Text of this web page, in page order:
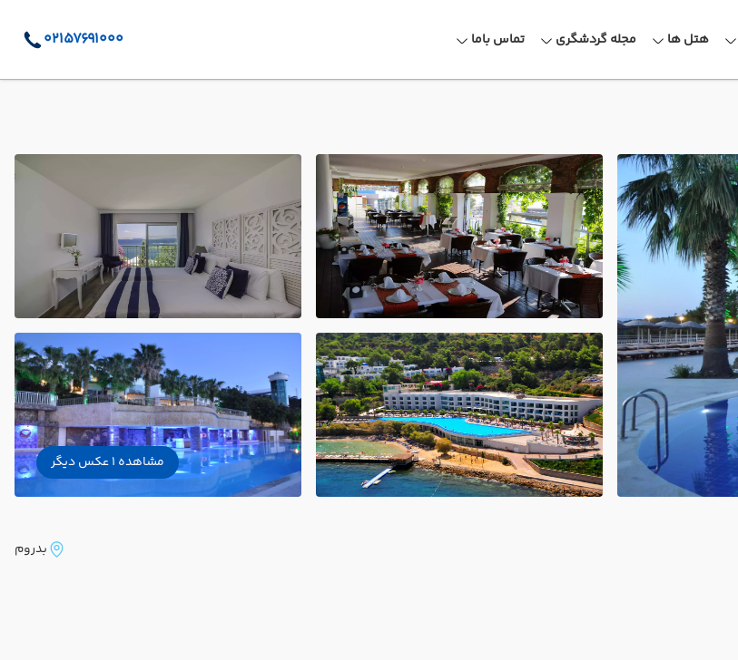
هتل ها مجله گردشگری تماس باما 02157691000
مشاهده 1 عکس دیگر
بدروم